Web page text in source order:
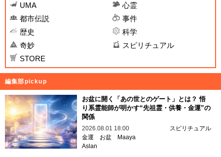
UMA
心霊
都市伝説
事件
歴史
科学
奇妙
スピリチュアル
STORE
編集部pickup
お盆に開く「あの世とのゲート」とは？ 悟
り系霊能師が明かす“先祖霊・供養・金運”の
関係
2026.08.01 18:00
スピリチュアル
金運
お盆
Maaya
Aslan